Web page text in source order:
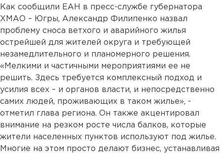
Как сообщили ЕАН в пресс-службе губернатора
ХМАО – Югры, Александр Филипенко назвал
проблему сноса ветхого и аварийного жилья
острейшей для жителей округа и требующей
незамедлительного и планомерного решения.
«Мелкими и частичными мероприятиями ее не
решить. Здесь требуется комплексный подход и
усилия всех – и органов власти, и непосредственно
самих людей, проживающих в таком жилье», -
отметил глава региона. Он также акцентировал
внимание на резком росте числа балков, которые
жители населенных пунктов используют под жилье.
Многие на этом просто делают бизнес, устанавливая